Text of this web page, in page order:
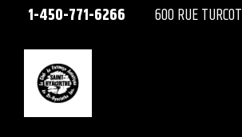
1-450-771-6266 600 RUE TURCOT